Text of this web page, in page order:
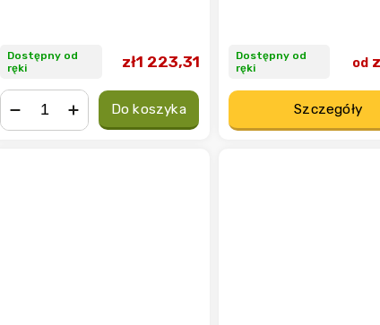
Dostępny od
ręki
zł1 223,31
Do koszyka
Dostępny od
ręki
od
Szczegóły